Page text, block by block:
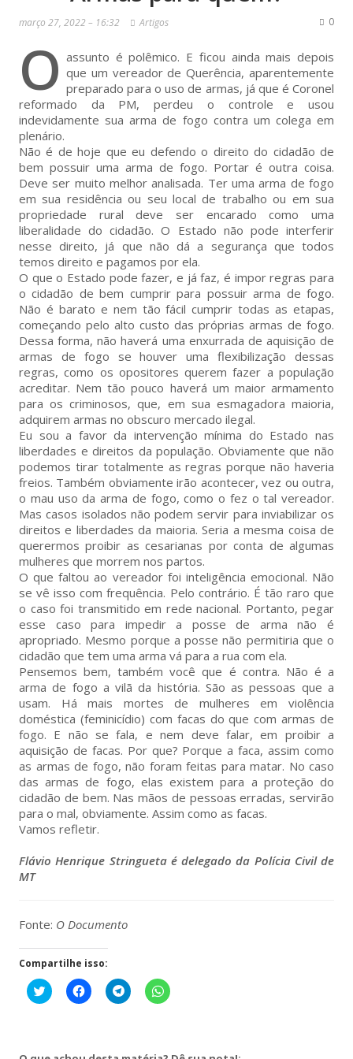
março 27, 2022 – 16:32 Artigos 0
O assunto é polêmico. E ficou ainda mais depois
que um vereador de Querência, aparentemente
preparado para o uso de armas, já que é Coronel
reformado da PM, perdeu o controle e usou
indevidamente sua arma de fogo contra um colega em
plenário.
Não é de hoje que eu defendo o direito do cidadão de
bem possuir uma arma de fogo. Portar é outra coisa.
Deve ser muito melhor analisada. Ter uma arma de fogo
em sua residência ou seu local de trabalho ou em sua
propriedade rural deve ser encarado como uma
liberalidade do cidadão. O Estado não pode interferir
nesse direito, já que não dá a segurança que todos
temos direito e pagamos por ela.
O que o Estado pode fazer, e já faz, é impor regras para
o cidadão de bem cumprir para possuir arma de fogo.
Não é barato e nem tão fácil cumprir todas as etapas,
começando pelo alto custo das próprias armas de fogo.
Dessa forma, não haverá uma enxurrada de aquisição de
armas de fogo se houver uma flexibilização dessas
regras, como os opositores querem fazer a população
acreditar. Nem tão pouco haverá um maior armamento
para os criminosos, que, em sua esmagadora maioria,
adquirem armas no obscuro mercado ilegal.
Eu sou a favor da intervenção mínima do Estado nas
liberdades e direitos da população. Obviamente que não
podemos tirar totalmente as regras porque não haveria
freios. Também obviamente irão acontecer, vez ou outra,
o mau uso da arma de fogo, como o fez o tal vereador.
Mas casos isolados não podem servir para inviabilizar os
direitos e liberdades da maioria. Seria a mesma coisa de
querermos proibir as cesarianas por conta de algumas
mulheres que morrem nos partos.
O que faltou ao vereador foi inteligência emocional. Não
se vê isso com frequência. Pelo contrário. É tão raro que
o caso foi transmitido em rede nacional. Portanto, pegar
esse caso para impedir a posse de arma não é
apropriado. Mesmo porque a posse não permitiria que o
cidadão que tem uma arma vá para a rua com ela.
Pensemos bem, também você que é contra. Não é a
arma de fogo a vilã da história. São as pessoas que a
usam. Há mais mortes de mulheres em violência
doméstica (feminicídio) com facas do que com armas de
fogo. E não se fala, e nem deve falar, em proibir a
aquisição de facas. Por que? Porque a faca, assim como
as armas de fogo, não foram feitas para matar. No caso
das armas de fogo, elas existem para a proteção do
cidadão de bem. Nas mãos de pessoas erradas, servirão
para o mal, obviamente. Assim como as facas.
Vamos refletir.
Flávio Henrique Stringueta é delegado da Polícia Civil de
MT
Fonte: O Documento
Compartilhe isso:
Clique
para
Clique
para
Clique
para
Clique
para